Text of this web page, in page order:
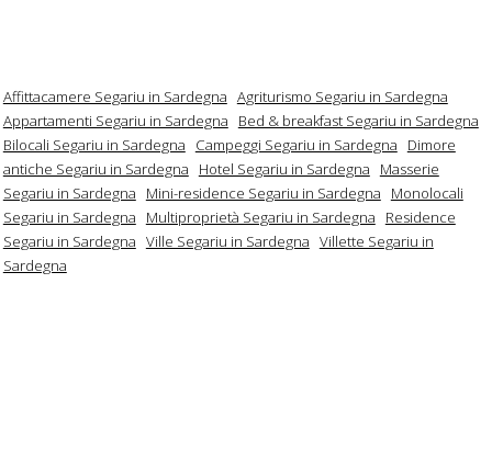
Affittacamere Segariu in Sardegna Agriturismo Segariu in Sardegna
Appartamenti Segariu in Sardegna
Bed & breakfast Segariu in Sardegna
Bilocali Segariu in Sardegna
Campeggi Segariu in Sardegna
Dimore
antiche Segariu in Sardegna
Hotel Segariu in Sardegna
Masserie
Segariu in Sardegna
Mini-residence Segariu in Sardegna
Monolocali
Segariu in Sardegna
Multiproprietà Segariu in Sardegna
Residence
Segariu in Sardegna Ville Segariu in Sardegna Villette Segariu in
Sardegna